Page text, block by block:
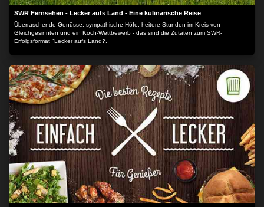
SWR Fernsehen - Lecker aufs Land - Eine kulinarische Reise
Überraschende Genüsse, sympathische Höfe, heitere Stunden im Kreis von
Gleichgesinnten und ein Koch-Wettbewerb - das sind die Zutaten zum SWR-
Erfolgsformat "Lecker aufs Land?.